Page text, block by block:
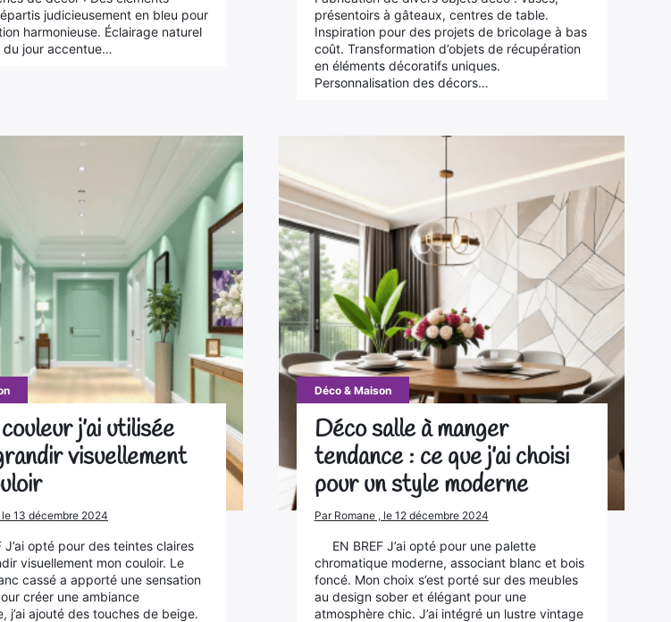
judicieusement en bleu pour
harmonieuse. Éclairage naturel
du jour accentue…
présentoirs à gâteaux, centres de table.
Inspiration pour des projets de bricolage à bas
coût. Transformation d’objets de récupération
en éléments décoratifs uniques.
Personnalisation des décors…
j’ai utilisée
visuellement
le 13 décembre 2024
J’ai opté pour des teintes claires
visuellement mon couloir. Le
cassé a apporté une sensation
créer une ambiance
j’ai ajouté des touches de beige.
Déco & Maison
Déco salle à manger
tendance : ce que j’ai choisi
pour un style moderne
Par Romane , le 12 décembre 2024
EN BREF J’ai opté pour une palette
chromatique moderne, associant blanc et bois
foncé. Mon choix s’est porté sur des meubles
au design sober et élégant pour une
atmosphère chic. J’ai intégré un lustre vintage